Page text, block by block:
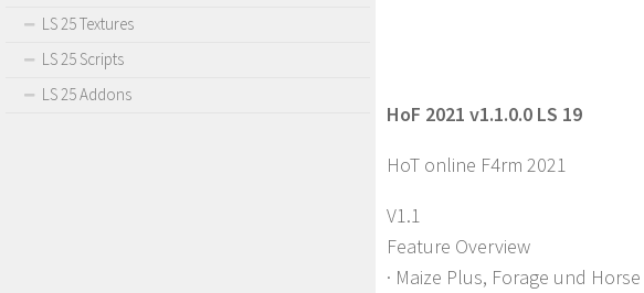
HoF 2021 v1.1.0.0 LS 19
HoT online F4rm 2021
V1.1
Feature Overview
· Maize Plus, Forage und
LS 25 Textures
LS 25 Scripts
LS 25 Addons